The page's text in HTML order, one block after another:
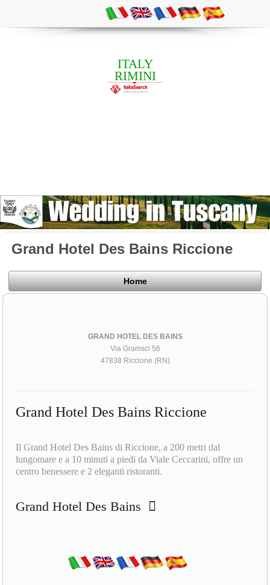
ITALY
RIMINI
Grand Hotel Des Bains Riccione
Home
GRAND HOTEL DES BAINS
Via Gramsci 56
47838 Riccione (RN)
Grand Hotel Des Bains Riccione
Il Grand Hotel Des Bains di Riccione, a 200 metri dal
lungomare e a 10 minuti a piedi da Viale Ceccarini, offre un
centro benessere e 2 eleganti ristoranti.
Grand Hotel Des Bains